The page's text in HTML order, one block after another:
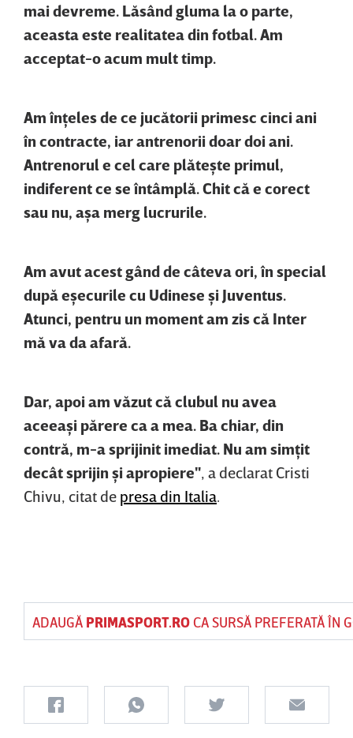
mai devreme. Lăsând gluma la o parte,
aceasta este realitatea din fotbal. Am
acceptat-o acum mult timp.
Am înţeles de ce jucătorii primesc cinci ani
în contracte, iar antrenorii doar doi ani.
Antrenorul e cel care plăteşte primul,
indiferent ce se întâmplă. Chit că e corect
sau nu, aşa merg lucrurile.
Am avut acest gând de câteva ori, în special
după eşecurile cu Udinese şi Juventus.
Atunci, pentru un moment am zis că Inter
mă va da afară.
Dar, apoi am văzut că clubul nu avea
aceeaşi părere ca a mea. Ba chiar, din
contră, m-a sprijinit imediat. Nu am simţit
decât sprijin şi apropiere", a declarat Cristi
Chivu, citat de presa din Italia.
ADAUGĂ PRIMASPORT.ROCA SURSĂ PREFERATĂ ÎN